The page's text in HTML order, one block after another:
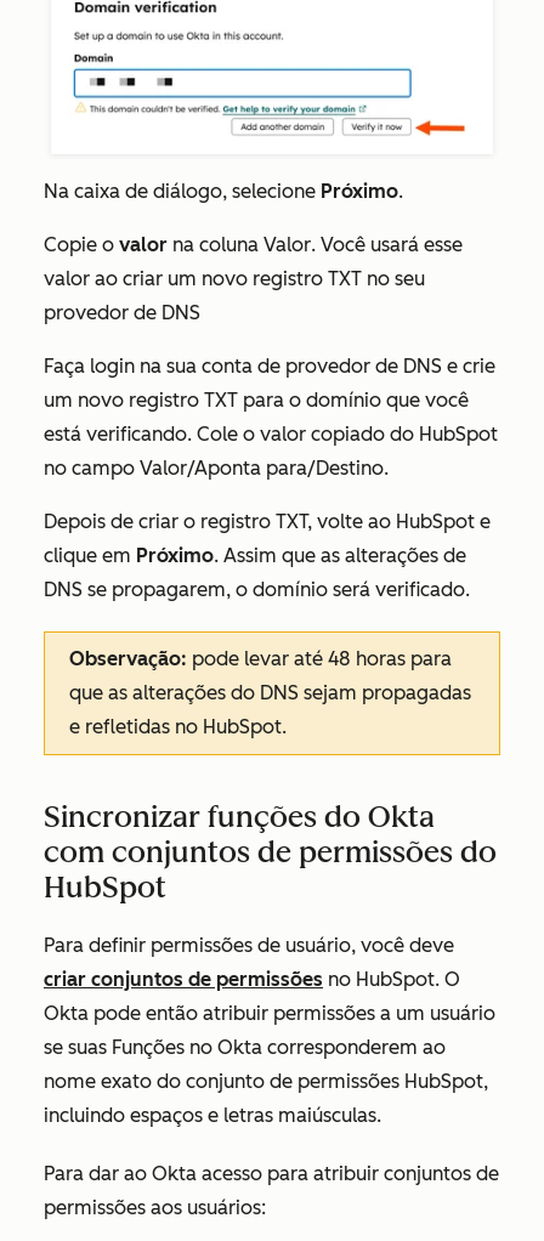
Na caixa de diálogo, selecione Próximo.
Copie o valor na coluna Valor. Você usará esse
valor ao criar um novo registro TXT no seu
provedor de DNS
Faça login na sua conta de provedor de DNS e crie
um novo registro TXT para o domínio que você
está verificando. Cole o valor copiado do HubSpot
no campo Valor/Aponta para/Destino.
Depois de criar o registro TXT, volte ao HubSpot e
clique em Próximo. Assim que as alterações de
DNS se propagarem, o domínio será verificado.
Observação: pode levar até 48 horas para
que as alterações do DNS sejam propagadas
e refletidas no HubSpot.
Sincronizar funções do Okta
com conjuntos de permissões do
HubSpot
Para definir permissões de usuário, você deve
criar conjuntos de permissões no HubSpot. O
Okta pode então atribuir permissões a um usuário
se suas Funções no Okta corresponderem ao
nome exato do conjunto de permissões HubSpot,
incluindo espaços e letras maiúsculas.
Para dar ao Okta acesso para atribuir conjuntos de
permissões aos usuários: